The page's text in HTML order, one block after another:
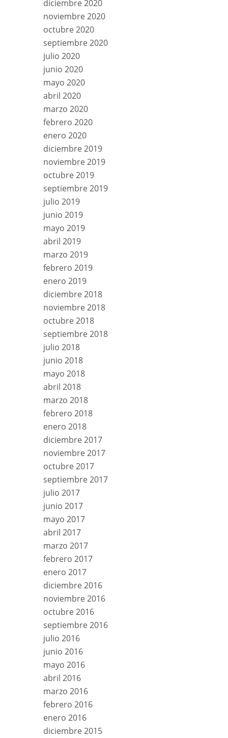
diciembre 2020
noviembre 2020
octubre 2020
septiembre 2020
julio 2020
junio 2020
mayo 2020
abril 2020
marzo 2020
febrero 2020
enero 2020
diciembre 2019
noviembre 2019
octubre 2019
septiembre 2019
julio 2019
junio 2019
mayo 2019
abril 2019
marzo 2019
febrero 2019
enero 2019
diciembre 2018
noviembre 2018
octubre 2018
septiembre 2018
julio 2018
junio 2018
mayo 2018
abril 2018
marzo 2018
febrero 2018
enero 2018
diciembre 2017
noviembre 2017
octubre 2017
septiembre 2017
julio 2017
junio 2017
mayo 2017
abril 2017
marzo 2017
febrero 2017
enero 2017
diciembre 2016
noviembre 2016
octubre 2016
septiembre 2016
julio 2016
junio 2016
mayo 2016
abril 2016
marzo 2016
febrero 2016
enero 2016
diciembre 2015